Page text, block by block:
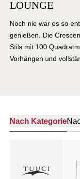
LOUNGE
Noch nie war es so
genießen. Die
Stils mit 100
Vorhängen und
direkt am Strand,
Nach Kategorie